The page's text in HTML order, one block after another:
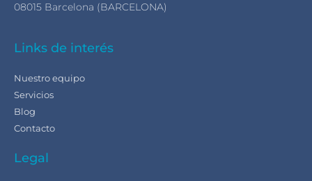
08015 Barcelona (BARCELONA)
Links de interés
Nuestro equipo
Servicios
Blog
Contacto
Legal